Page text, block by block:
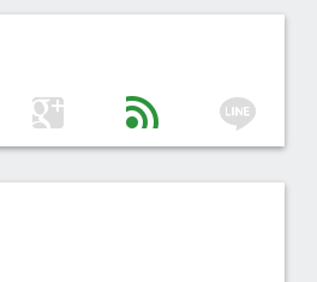
google feed line